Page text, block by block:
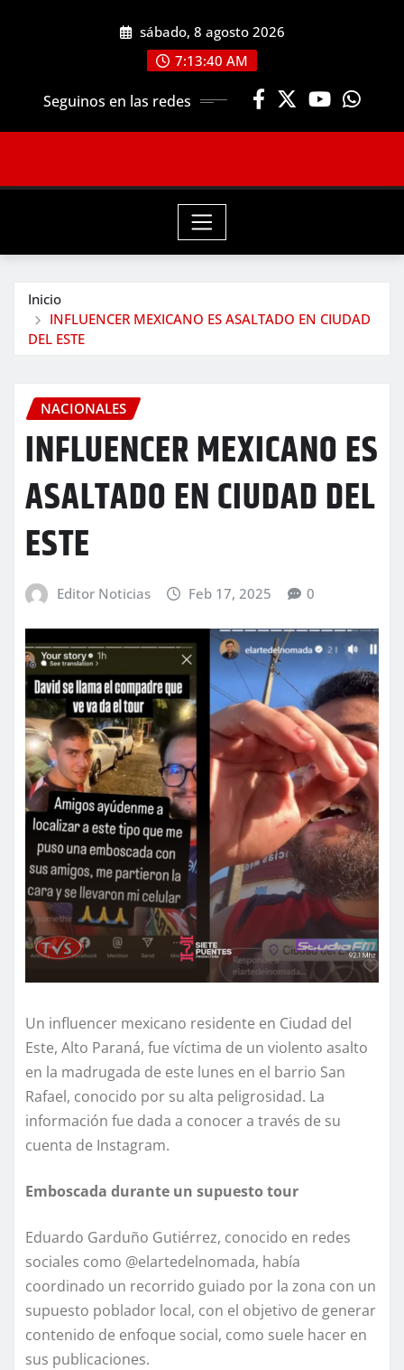
sábado, 8 agosto 2026
7:13:42 AM
Seguinos en las redes
Inicio
INFLUENCER MEXICANO ES ASALTADO EN CIUDAD
DEL ESTE
NACIONALES
INFLUENCER MEXICANO ES
ASALTADO EN CIUDAD DEL
ESTE
Editor Noticias Feb 17, 2025 0
Un influencer mexicano residente en Ciudad del
Este, Alto Paraná, fue víctima de un violento asalto
en la madrugada de este lunes en el barrio San
Rafael, conocido por su alta peligrosidad. La
información fue dada a conocer a través de su
cuenta de Instagram.
Emboscada durante un supuesto tour
Eduardo Garduño Gutiérrez, conocido en redes
sociales como @elartedelnomada, había
coordinado un recorrido guiado por la zona con un
supuesto poblador local, con el objetivo de generar
contenido de enfoque social, como suele hacer en
sus publicaciones.